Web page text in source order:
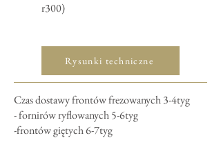
r300)
Rysunki techniczne
Czas dostawy frontów frezowanych 3-4tyg
- fornirów ryflowanych 5-6tyg
-frontów giętych 6-7tyg